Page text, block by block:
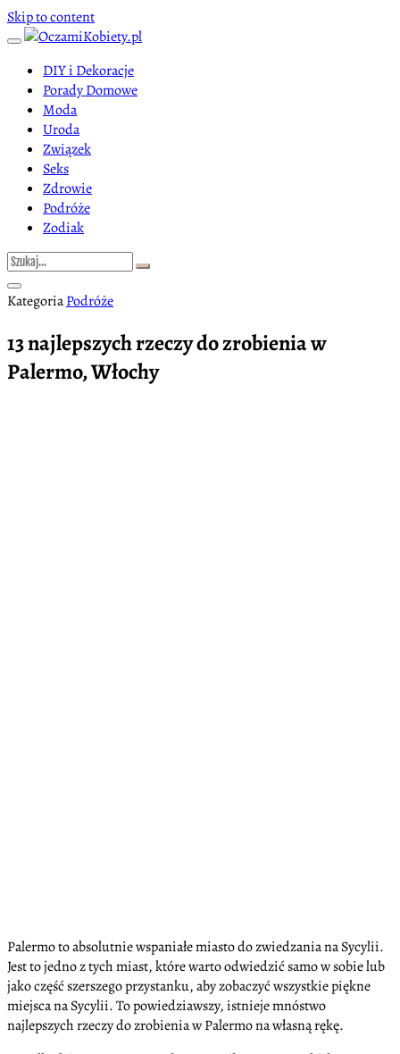
Skip to content
DIY i Dekoracje
Porady Domowe
Moda
Uroda
Związek
Seks
Zdrowie
Podróże
Zodiak
KategoriaPodróże
13 najlepszych rzeczy do zrobienia w
Palermo, Włochy
Palermo to absolutnie wspaniałe miasto do zwiedzania na Sycylii.
Jest to jedno z tych miast, które warto odwiedzić samo w sobie lub
jako część szerszego przystanku, aby zobaczyć wszystkie piękne
miejsca na Sycylii. To powiedziawszy, istnieje mnóstwo
najlepszych rzeczy do zrobienia w Palermo na własną rękę.